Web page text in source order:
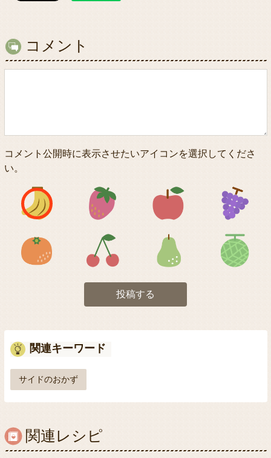
コメント
コメント公開時に表示させたいアイコンを選択してくださ
い。
アイコン1 アイコン2 アイコン3
アイコン5 アイコン6 アイコン7
投稿する
関連キーワード
サイドのおかず
関連レシピ